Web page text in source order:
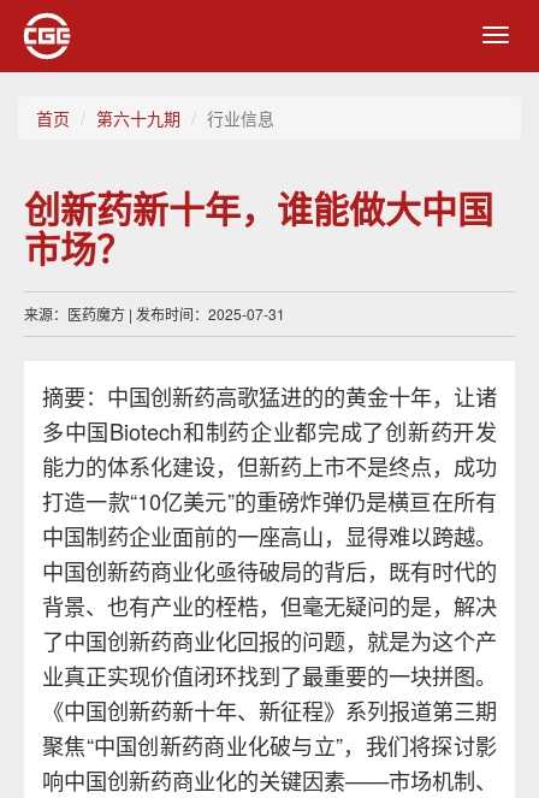
首页 第六十九期 行业信息
创新药新十年，谁能做大中国
市场？
来源：医药魔方 | 发布时间：2025-07-31
摘要：中国创新药高歌猛进的的黄金十年，让诸
多中国Biotech和制药企业都完成了创新药开发
能力的体系化建设，但新药上市不是终点，成功
打造一款“10亿美元”的重磅炸弹仍是横亘在所有
中国制药企业面前的一座高山，显得难以跨越。
中国创新药商业化亟待破局的背后，既有时代的
背景、也有产业的桎梏，但毫无疑问的是，解决
了中国创新药商业化回报的问题，就是为这个产
业真正实现价值闭环找到了最重要的一块拼图。
《中国创新药新十年、新征程》系列报道第三期
聚焦“中国创新药商业化破与立”，我们将探讨影
响中国创新药商业化的关键因素——市场机制、